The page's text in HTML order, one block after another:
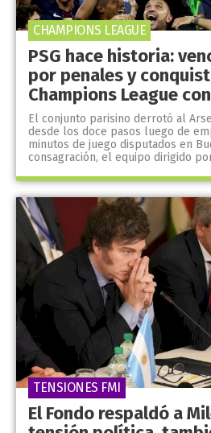
PSG hace historia:
por penales y
Champions League
El conjunto parisino derrotó al
desde los doce pasos luego de
minutos de juego disputados en
consagración, el equipo dirigido
CHAMPIONS LEAGUE
El Fondo respaldó a
TENSIONES FMI